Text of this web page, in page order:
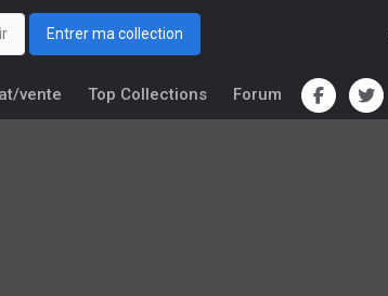
Entrer ma collection
vente Top Collections Forum